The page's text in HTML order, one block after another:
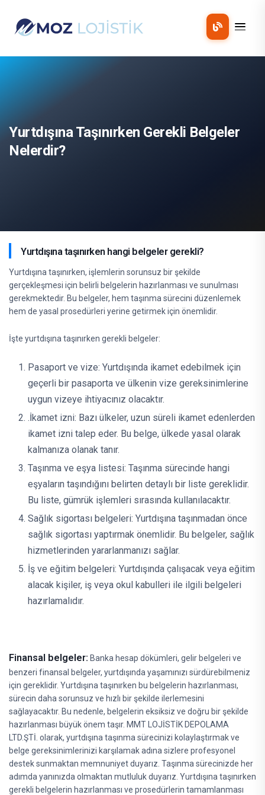
Mobil
Yurtdışına Taşınırken Gerekli Belgeler
Nelerdir?
Yurtdışına taşınırken hangi belgeler gerekli?
Yurtdışına taşınırken, işlemlerin sorunsuz bir şekilde
gerçekleşmesi için belirli belgelerin hazırlanması ve sunulması
gerekmektedir. Bu belgeler, hem taşınma sürecini düzenlemek
hem de yasal prosedürleri yerine getirmek için önemlidir.
İşte yurtdışına taşınırken gerekli belgeler:
Pasaport ve vize: Yurtdışında ikamet edebilmek için
geçerli bir pasaporta ve ülkenin vize gereksinimlerine
uygun vizeye ihtiyacınız olacaktır.
.İkamet izni: Bazı ülkeler, uzun süreli ikamet edenlerden
ikamet izni talep eder. Bu belge, ülkede yasal olarak
kalmanıza olanak tanır.
Taşınma ve eşya listesi: Taşınma sürecinde hangi
eşyaların taşındığını belirten detaylı bir liste gereklidir.
Bu liste, gümrük işlemleri sırasında kullanılacaktır.
Sağlık sigortası belgeleri: Yurtdışına taşınmadan önce
sağlık sigortası yaptırmak önemlidir. Bu belgeler, sağlık
hizmetlerinden yararlanmanızı sağlar.
İş ve eğitim belgeleri: Yurtdışında çalışacak veya eğitim
alacak kişiler, iş veya okul kabulleri ile ilgili belgeleri
hazırlamalıdır.
Finansal belgeler: Banka hesap dökümleri, gelir belgeleri ve
benzeri finansal belgeler, yurtdışında yaşamınızı sürdürebilmeniz
için gereklidir. Yurtdışına taşınırken bu belgelerin hazırlanması,
sürecin daha sorunsuz ve hızlı bir şekilde ilerlemesini
sağlayacaktır. Bu nedenle, belgelerin eksiksiz ve doğru bir şekilde
hazırlanması büyük önem taşır. MMT LOJİSTİK DEPOLAMA
LTD.ŞTİ. olarak, yurtdışına taşınma sürecinizi kolaylaştırmak ve
belge gereksinimlerinizi karşılamak adına sizlere profesyonel
destek sunmaktan memnuniyet duyarız. Taşınma sürecinizde her
adımda yanınızda olmaktan mutluluk duyarız. Yurtdışına taşınırken
gerekli belgelerin hazırlanması ve prosedürlerin tamamlanması